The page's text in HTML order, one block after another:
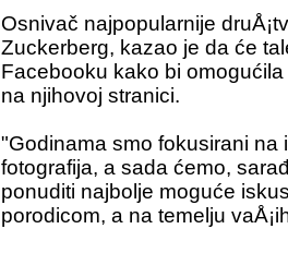
Osnivač najpopularnije
Zuckerberg, kazao je da će
Facebooku kako bi
na njihovoj stranici.
"Godinama smo fokusirani na
fotografija, a sada ćemo,
ponuditi najbolje moguće
porodicom, a na temelju